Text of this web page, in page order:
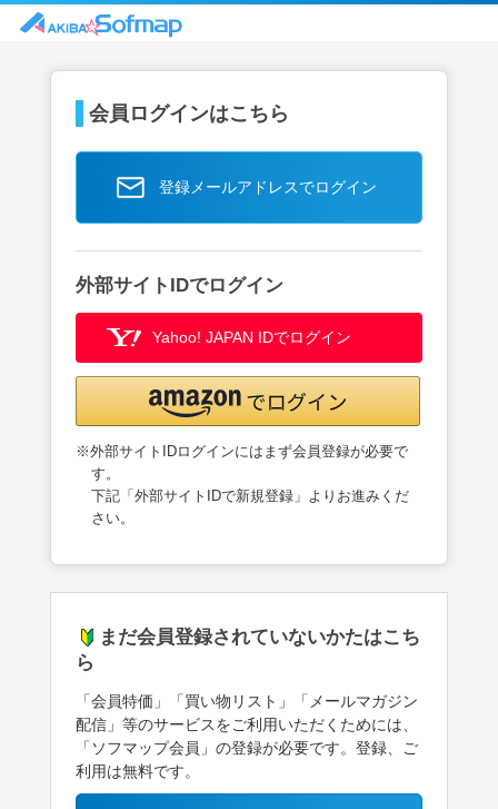
会員ログインはこちら
登録メールアドレスでログイン
外部サイトIDでログイン
Yahoo! JAPAN IDでログイン
※外部サイトIDログインにはまず会員登録が必要で
す。
下記「外部サイトIDで新規登録」よりお進みくだ
さい。
まだ会員登録されていないかたはこち
ら
「会員特価」「買い物リスト」「メールマガジン
配信」等のサービスをご利用いただくためには、
「ソフマップ会員」の登録が必要です。登録、ご
利用は無料です。